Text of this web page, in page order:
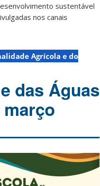
sustentável
nos canais
Agrícola e do
das Águas